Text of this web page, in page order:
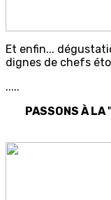
Et enfin...
dignes de chefs
.....
PASSONS À